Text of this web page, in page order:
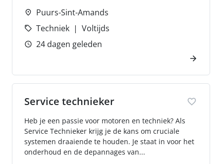
Puurs-Sint-Amands
Techniek
Voltijds
24 dagen geleden
Service technieker
Heb je een passie voor motoren en techniek? Als
Service Technieker krijg je de kans om cruciale
systemen draaiende te houden. Je staat in voor het
onderhoud en de depannages van...